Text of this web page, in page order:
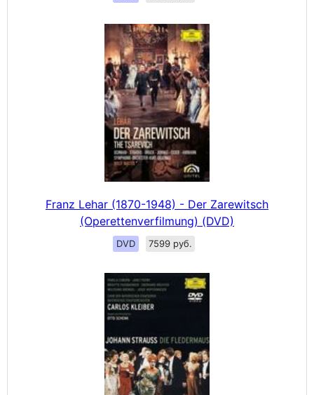
Franz Lehar (1870-1948) - Der Zarewitsch
(Operettenverfilmung) (DVD)
DVD 7599 руб.